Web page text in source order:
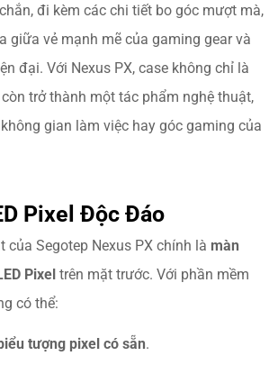
đi kèm các chi tiết bo góc mượt mà,
giữa vẻ mạnh mẽ của gaming gear và
đại. Với Nexus PX, case không chỉ là
trở thành một tác phẩm nghệ thuật,
gian làm việc hay góc gaming của
Pixel Độc Đáo
của Segotep Nexus PX chính là màn
Pixel trên mặt trước. Với phần mềm
có thể:
tượng pixel có sẵn.